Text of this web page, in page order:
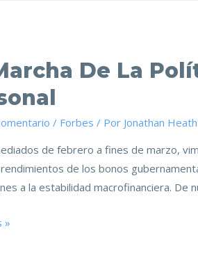
De La
/ Forbes / Por Jonathan Heath
de febrero a fines de marzo,
de los bonos
a la estabilidad macrofinanciera. De
»